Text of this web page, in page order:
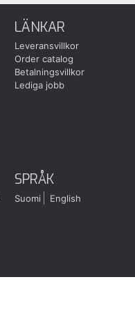
LÄNKAR
Leveransvillkor
Order catalog
Betalningsvillkor
Lediga jobb
SPRÅK
Suomi English